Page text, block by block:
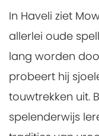
In Haveli ziet
allerlei oude
lang worden
probeert hij
touwtrekken uit.
spelenderwijs